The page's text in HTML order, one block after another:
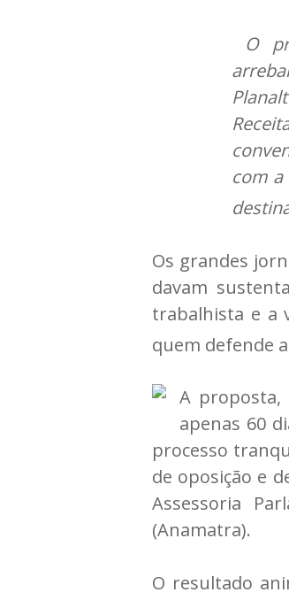
O
com
Os grandes
davam
trabalhista e a
quem defende
A proposta,
apenas 60
processo
de oposição e
Assessoria
(Anamatra).
O resultado